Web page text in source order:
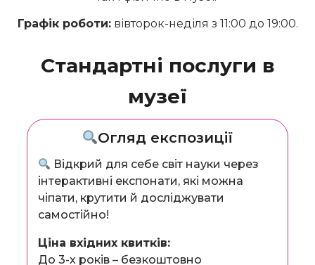
Графік роботи:вівторок-неділя з 11:00 до 19:00.
Стандартні послуги в
музеї
Огляд експозиції
Відкрий для себе світ науки через
інтерактивні експонати, які можна
чіпати, крутити й досліджувати
самостійно!
Ціна вхідних квитків:
До 3-х років – безкоштовно